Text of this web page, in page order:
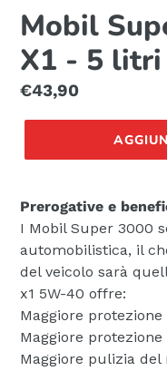
Mobil
X1 - 5 litri
Prezzo
di
€43,90
Prerogative e
I Mobil Super 3000
automobilistica, il
del veicolo sarà
x1 5W-40 offre:
Maggiore
Maggiore
Maggiore pulizia